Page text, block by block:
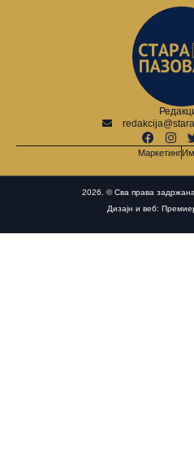
Маркетинг
2026. © Сва права
Дизајн и веб: